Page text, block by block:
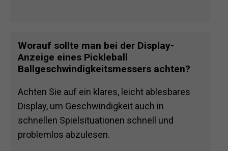
Worauf sollte man bei der Display-
Anzeige eines Pickleball
Ballgeschwindigkeitsmessers achten?
Achten Sie auf ein klares, leicht ablesbares
Display, um Geschwindigkeit auch in
schnellen Spielsituationen schnell und
problemlos abzulesen.